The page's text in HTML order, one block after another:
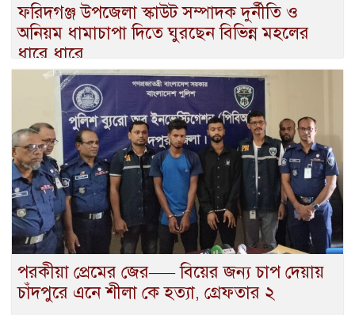
ফরিদগঞ্জ উপজেলা স্কাউট সম্পাদক দুর্নীতি ও
অনিয়ম ধামাচাপা দিতে ঘুরছেন বিভিন্ন মহলের
ধারে ধারে
পরকীয়া প্রেমের জের—– বিয়ের জন্য চাপ দেয়ায়
চাঁদপুরে এনে শীলা কে হত্যা, গ্রেফতার ২